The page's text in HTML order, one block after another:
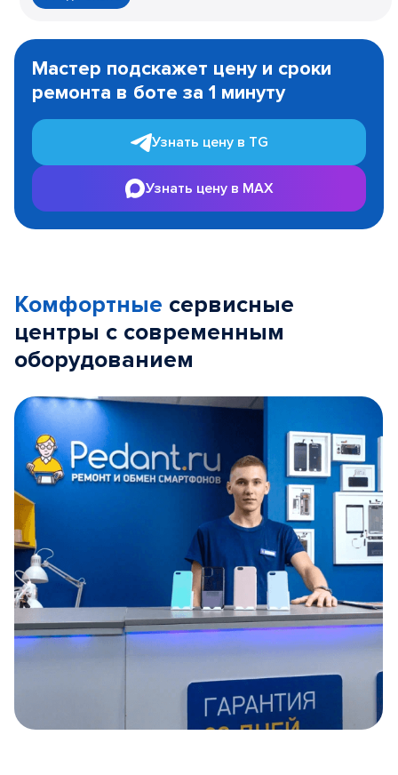
1
Мастер подскажет цену и сроки
ремонта в боте за 1 минуту
Узнать цену в TG
Узнать цену в MAX
Комфортные сервисные
центры с современным
оборудованием